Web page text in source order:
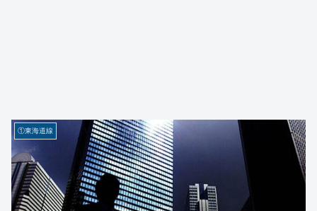
①東海道線